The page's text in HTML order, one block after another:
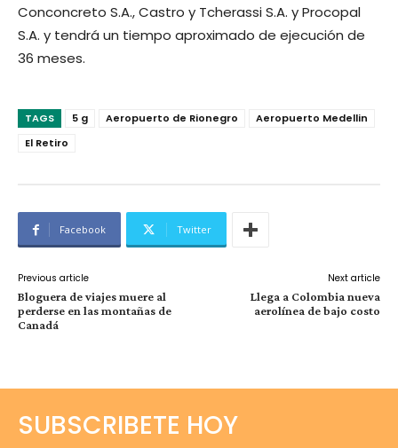
Conconcreto S.A., Castro y Tcherassi S.A. y Procopal
S.A. y tendrá un tiempo aproximado de ejecución de
36 meses.
TAGS 5 g Aeropuerto de Rionegro
Aeropuerto Medellin
El Retiro
Facebook Twitter
Previous article
Bloguera de viajes muere al
perderse en las montañas de
Canadá
Next article
Llega a Colombia nueva
aerolínea de bajo costo
SUBSCRIBETE HOY